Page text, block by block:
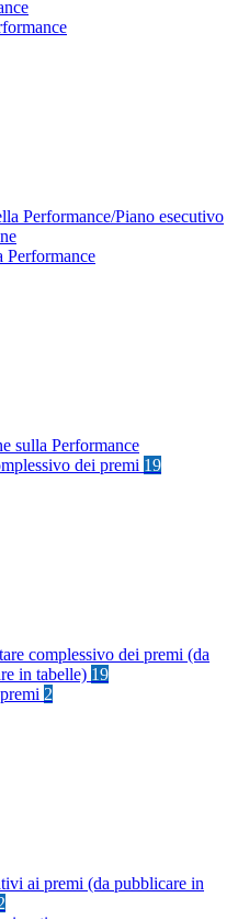
Performance/Piano esecutivo
Performance
sulla Performance
dei premi 19
complessivo dei premi (da
in tabelle) 19
2
ai premi (da pubblicare in